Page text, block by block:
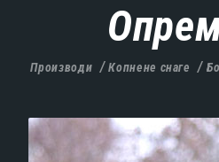
Производи Копнене снаге